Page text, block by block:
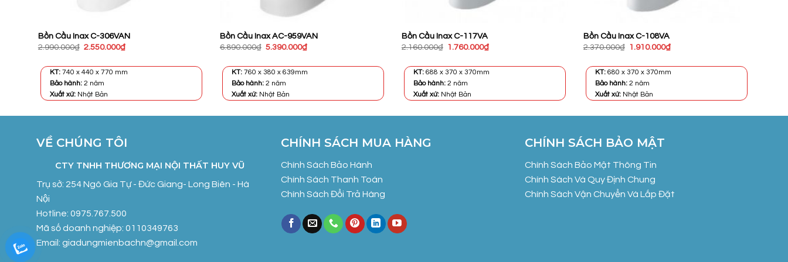
Bồn Cầu Inax C-306VAN
2.990.000₫ Giá
2.990.000₫.
2.550.000₫Giá
là:
KT: 740 x 440 x 770 mm
Bảo hành:2 năm
Xuất xứ: Nhật Bản
Bồn Cầu Inax AC-959VAN
6.890.000₫ Giá
6.890.000₫.
5.390.000₫Giá
là:
KT:760 x 380 x 639mm
Bảo hành:2 năm
Xuất xứ: Nhật Bản
Bồn Cầu Inax C-117VA
2.160.000₫ Giá
2.160.000₫.
1.760.000₫Giá
là:
KT: 688 x 370 x 370mm
Bảo hành:2 năm
Xuất xứ: Nhật Bản
Bồn Cầu Inax C-108VA
2.370.000₫ Giá
2.370.000₫.
1.910.000₫Giá
là:
KT: 680 x 370 x 370mm
Bảo hành:2 năm
Xuất xứ: Nhật Bản
VỀ CHÚNG TÔI
CTY TNHH THƯƠNG MẠI NỘI THẤT HUY VŨ
Trụ sở: 254 Ngô Gia Tự - Đức Giang- Long Biên - Hà
Nội
Hotline: 0975.767.500
Mã số doanh nghiệp: 0110349763
Email: giadungmienbachn@gmail.com
CHÍNH SÁCH MUA HÀNG
Chính Sách Bảo Hành
Chính Sách Thanh Toán
Chính Sách Đổi Trả Hàng
CHÍNH SÁCH BẢO MẬT
Chính Sách Bảo Mật Thông Tin
Chính Sách Và Quy Định Chung
Chính Sách Vận Chuyển Và Lắp Đặt